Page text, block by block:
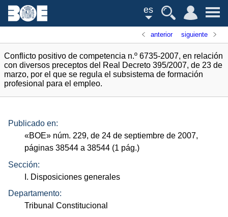
es
anterior siguiente
Conflicto positivo de competencia n.º 6735-2007, en relación
con diversos preceptos del Real Decreto 395/2007, de 23 de
marzo, por el que se regula el subsistema de formación
profesional para el empleo.
Publicado en:
«BOE» núm. 229, de 24 de septiembre de 2007,
páginas 38544 a 38544 (1 pág.)
Sección:
I. Disposiciones generales
Departamento:
Tribunal Constitucional